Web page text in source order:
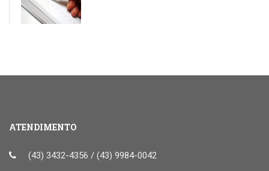
ATENDIMENTO
(43) 3432-4356 / (43) 9984-0042